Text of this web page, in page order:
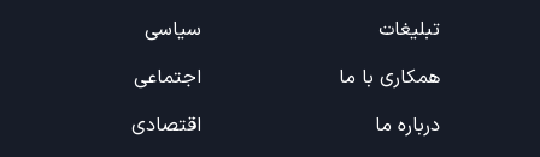
تبلیغات
همکاری با ما
درباره ما
سیاسی
اجتماعی
اقتصادی